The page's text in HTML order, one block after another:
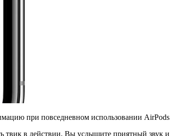
при повседневном использовании
твик в действии. Вы услышите приятный